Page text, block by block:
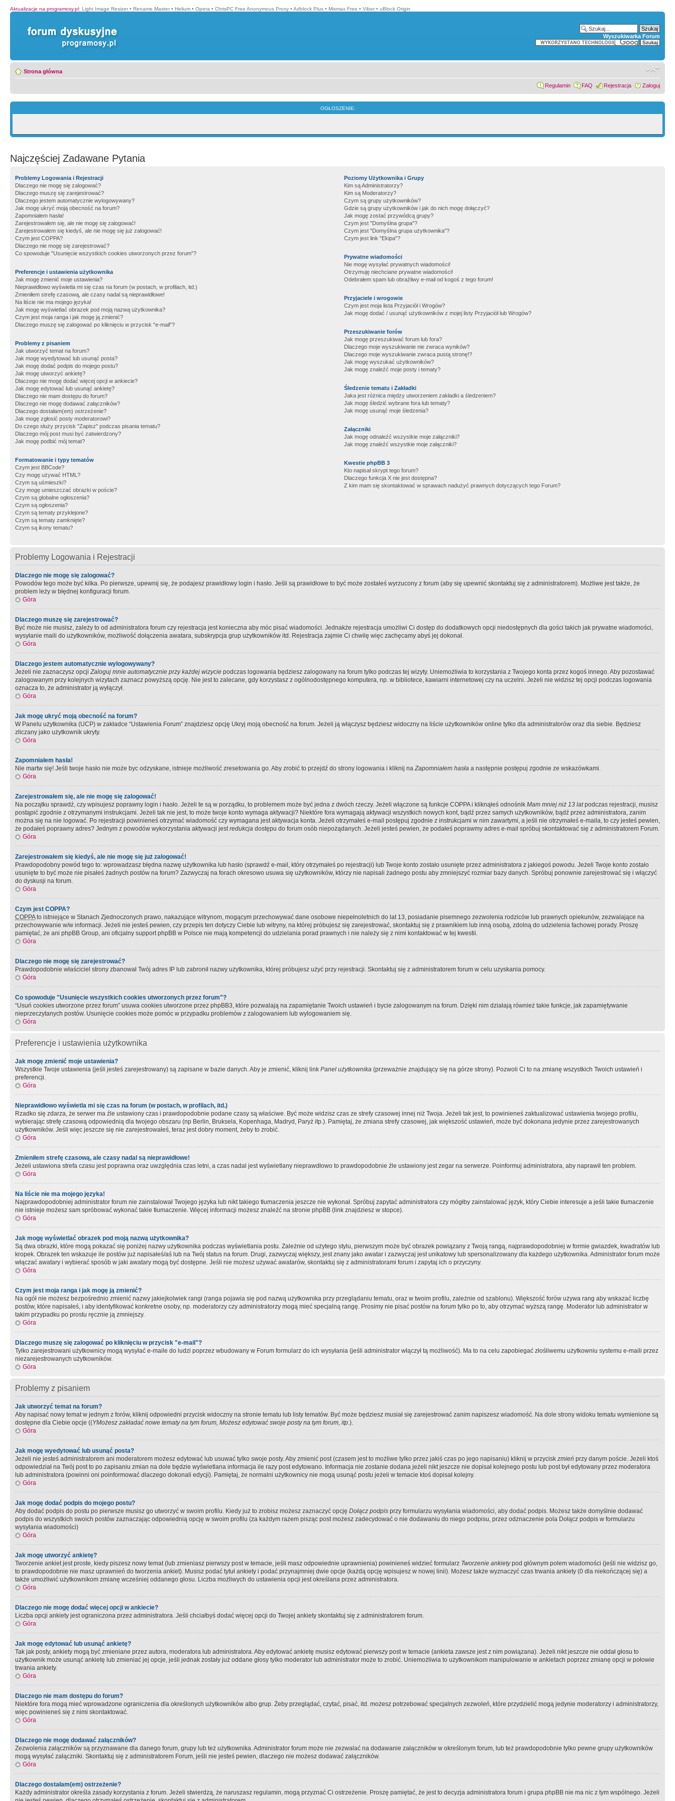
Aktualizacje na programosy.pl: Light Image Resizer • Rename Master • Helium • Opera • ChrisPC Free Anonymous Proxy • Adblock Plus • Mixmax Free • Viber • uBlock Origin
Wyszukiwarka Forum
Strona główna
Regulamin FAQ Rejestracja Zaloguj
OGŁOSZENIE:
Najczęściej Zadawane Pytania
Problemy Logowania i Rejestracji
Dlaczego nie mogę się zalogować?
Dlaczego muszę się zarejestrować?
Dlaczego jestem automatycznie wylogowywany?
Jak mogę ukryć moją obecność na forum?
Zapomniałem hasła!
Zarejestrowałem się, ale nie mogę się zalogować!
Zarejestrowałem się kiedyś, ale nie mogę się już zalogować!
Czym jest COPPA?
Dlaczego nie mogę się zarejestrować?
Co spowoduje "Usunięcie wszystkich cookies utworzonych przez forum"?
Preferencje i ustawienia użytkownika
Jak mogę zmienić moje ustawienia?
Nieprawidłowo wyświetla mi się czas na forum (w postach, w profilach, itd.)
Zmieniłem strefę czasową, ale czasy nadal są nieprawidłowe!
Na liście nie ma mojego języka!
Jak mogę wyświetlać obrazek pod moją nazwą użytkownika?
Czym jest moja ranga i jak mogę ją zmienić?
Dlaczego muszę się zalogować po kliknięciu w przycisk "e-mail"?
Problemy z pisaniem
Jak utworzyć temat na forum?
Jak mogę wyedytować lub usunąć posta?
Jak mogę dodać podpis do mojego postu?
Jak mogę utworzyć ankietę?
Dlaczego nie mogę dodać więcej opcji w ankiecie?
Jak mogę edytować lub usunąć ankietę?
Dlaczego nie mam dostępu do forum?
Dlaczego nie mogę dodawać załączników?
Dlaczego dostałam(em) ostrzeżenie?
Jak mogę zgłosić posty moderatorowi?
Do czego służy przycisk "Zapisz" podczas pisania tematu?
Dlaczego mój post musi być zatwierdzony?
Jak mogę podbić mój temat?
Formatowanie i typy tematów
Czym jest BBCode?
Czy mogę używać HTML?
Czym są uśmieszki?
Czy mogę umieszczać obrazki w poście?
Czym są globalne ogłoszenia?
Czym są ogłoszenia?
Czym są tematy przyklejone?
Czym są tematy zamknięte?
Czym są ikony tematu?
Poziomy Użytkownika i Grupy
Kim są Administratorzy?
Kim są Moderatorzy?
Czym są grupy użytkowników?
Gdzie są grupy użytkowników i jak do nich mogę dołączyć?
Jak mogę zostać przywódcą grupy?
Czym jest "Domyślna grupa"?
Czym jest "Domyślna grupa użytkownika"?
Czym jest link "Ekipa"?
Prywatne wiadomości
Nie mogę wysyłać prywatnych wiadomości!
Otrzymuję niechciane prywatne wiadomości!
Odebrałem spam lub obraźliwy e-mail od kogoś z tego forum!
Przyjaciele i wrogowie
Czym jest moja lista Przyjaciół i Wrogów?
Jak mogę dodać / usunąć użytkowników z mojej listy Przyjaciół lub Wrogów?
Przeszukiwanie forów
Jak mogę przeszukiwać forum lub fora?
Dlaczego moje wyszukiwanie nie zwraca wyników?
Dlaczego moje wyszukiwanie zwraca pustą stronę!?
Jak mogę wyszukać użytkowników?
Jak mogę znaleźć moje posty i tematy?
Śledzenie tematu i Zakładki
Jaka jest różnica między utworzeniem zakładki a śledzeniem?
Jak mogę śledzić wybrane fora lub tematy?
Jak mogę usunąć moje śledzenia?
Załączniki
Jak mogę odnaleźć wszystkie moje załączniki?
Jak mogę znaleźć wszystkie moje załączniki?
Kwestie phpBB 3
Kto napisał skrypt tego forum?
Dlaczego funkcja X nie jest dostępna?
Z kim mam się skontaktować w sprawach nadużyć prawnych dotyczących tego Forum?
Problemy Logowania i Rejestracji
Dlaczego nie mogę się zalogować?
Powodów tego może być kilka. Po pierwsze, upewnij się, że podajesz prawidłowy login i hasło. Jeśli są prawidłowe to być może zostałeś wyrzucony z forum (aby się upewnić skontaktuj się z administratorem). Możliwe jest także, że
problem leży w błędnej konfiguracji forum.
Góra
Dlaczego muszę się zarejestrować?
Być może nie musisz, zależy to od administratora forum czy rejestracja jest konieczna aby móc pisać wiadomości. Jednakże rejestracja umożliwi Ci dostęp do dodatkowych opcji niedostępnych dla gości takich jak prywatne wiadomości,
wysyłanie maili do użytkowników, możliwość dołączenia awatara, subskrypcja grup użytkowników itd. Rejestracja zajmie Ci chwilę więc zachęcamy abyś jej dokonał.
Góra
Dlaczego jestem automatycznie wylogowywany?
Jeżeli nie zaznaczysz opcjiZaloguj mnie automatycznie przy każdej wizycie podczas logowania będziesz zalogowany na forum tylko podczas tej wizyty. Uniemożliwia to korzystania z Twojego konta przez kogoś innego. Aby pozostawać
zalogowanym przy kolejnych wizytach zaznacz powyższą opcję. Nie jest to zalecane, gdy korzystasz z ogólnodostępnego komputera, np. w bibliotece, kawiarni internetowej czy na uczelni. Jeżeli nie widzisz tej opcji podczas logowania
oznacza to, że administrator ją wyłączył.
Góra
Jak mogę ukryć moją obecność na forum?
W Panelu użytkownika (UCP) w zakładce “Ustawienia Forum” znajdziesz opcję Ukryj moją obecność na forum. Jeżeli ją włączysz będziesz widoczny na liście użytkowników online tylko dla administratorów oraz dla siebie. Będziesz
zliczany jako użytkownik ukryty.
Góra
Zapomniałem hasła!
Nie martw się! Jeśli twoje hasło nie może byc odzyskane, istnieje możliwość zresetowania go. Aby zrobić to przejdź do strony logowania i kliknij naZapomniałem hasła a następnie postępuj zgodnie ze wskazówkami.
Góra
Zarejestrowałem się, ale nie mogę się zalogować!
Na początku sprawdź, czy wpisujesz poprawny login i hasło. Jeżeli te są w porządku, to problemem może być jedna z dwóch rzeczy. Jeżeli włączone są funkcje COPPA i kliknąłeś odnośnik Mam mniej niż 13 latpodczas rejestracji, musisz
postąpić zgodnie z otrzymanymi instrukcjami. Jeżeli tak nie jest, to może twoje konto wymaga aktywacji? Niektóre fora wymagają aktywacji wszystkich nowych kont, bądź przez samych użytkowników, bądź przez administratora, zanim
można się na nie logować. Po rejestracji powinieneś otrzymać wiadomość czy wymagana jest aktywacja konta. Jeżeli otrzymałeś e-mail postępuj zgodnie z instrukcjami w nim zawartymi, a jeśli nie otrzymałeś e-maila, to czy jesteś pewien,
że podałeś poprawny adres? Jednym z powodów wykorzystania aktywacji jestredukcja dostępu do forum osób niepożądanych. Jeżeli jesteś pewien, że podałeś poprawmy adres e-mail spróbuj skontaktować się z administratorem Forum.
Góra
Zarejestrowałem się kiedyś, ale nie mogę się już zalogować!
Prawdopodobny powód tego to: wprowadzasz błędna nazwę użytkownika lub hasło (sprawdź e-mail, który otrzymałeś po rejestracji) lub Twoje konto zostało usunięte przez administratora z jakiegoś powodu. Jeżeli Twoje konto zostało
usunięte to być może nie pisałeś żadnych postów na forum? Zazwyczaj na forach okresowo usuwa się użytkowników, którzy nie napisali żadnego postu aby zmniejszyć rozmiar bazy danych. Spróbuj ponownie zarejestrować się i włączyć
do dyskusji na forum.
Góra
Czym jest COPPA?
COPPAto istniejące w Stanach Zjednoczonych prawo, nakazujące witrynom, mogącym przechowywać dane osobowe niepełnoletnich do lat 13, posiadanie pisemnego zezwolenia rodziców lub prawnych opiekunów, zezwalające na
przechowywanie w/w informacji. Jeżeli nie jesteś pewien, czy przepis ten dotyczy Ciebie lub witryny, na której próbujesz się zarejestrować, skontaktuj się z prawnikiem lub inną osobą, zdolną do udzielenia fachowej porady. Proszę
pamiętać, że ani phpBB Group, ani oficjalny support phpBB w Polsce nie mają kompetencji do udzielania porad prawnych i nie należy się z nimi kontaktować w tej kwestii.
Góra
Dlaczego nie mogę się zarejestrować?
Prawdopodobnie właściciel strony zbanował Twój adres IP lub zabronił nazwy użytkownika, której próbujesz użyć przy rejestracji. Skontaktuj się z administratorem forum w celu uzyskania pomocy.
Góra
Co spowoduje "Usunięcie wszystkich cookies utworzonych przez forum"?
“Usuń cookies utworzone przez forum” usuwa cookies utworzone przez phpBB3, które pozwalają na zapamiętanie Twoich ustawień i bycie zalogowanym na forum. Dzięki nim działają również takie funkcje, jak zapamiętywanie
nieprzeczytanych postów. Usunięcie cookies może pomóc w przypadku problemów z zalogowaniem lub wylogowaniem się.
Góra
Preferencje i ustawienia użytkownika
Jak mogę zmienić moje ustawienia?
Wszystkie Twoje ustawienia (jeśli jesteś zarejestrowany) są zapisane w bazie danych. Aby je zmienić, kliknij link Panel użytkownika (przeważnie znajdujący się na górze strony). Pozwoli Ci to na zmianę wszystkich Twoich ustawień i
preferencji.
Góra
Nieprawidłowo wyświetla mi się czas na forum (w postach, w profilach, itd.)
Rzadko się zdarza, że serwer ma źle ustawiony czas i prawdopodobnie podane czasy są właściwe. Być może widzisz czas ze strefy czasowej innej niż Twoja. Jeżeli tak jest, to powinieneś zaktualizować ustawienia twojego profilu,
wybierając strefę czasową odpowiednią dla twojego obszaru (np Berlin, Bruksela, Kopenhaga, Madryd, Paryż itp.). Pamiętaj, że zmiana strefy czasowej, jak większość ustawień, może być dokonana jedynie przez zarejestrowanych
użytkowników. Jeśli więc jeszcze się nie zarejestrowałeś, teraz jest dobry moment, żeby to zrobić.
Góra
Zmieniłem strefę czasową, ale czasy nadal są nieprawidłowe!
Jeżeli ustawiona strefa czasu jest poprawna oraz uwzględnia czas letni, a czas nadal jest wyświetlany nieprawdłowo to prawdopodobnie źle ustawiony jest zegar na serwerze. Poinformuj administratora, aby naprawił ten problem.
Góra
Na liście nie ma mojego języka!
Najprawdopodobniej administrator forum nie zainstalował Twojego języka lub nikt takiego tłumaczenia jeszcze nie wykonał. Spróbuj zapytać administratora czy mógłby zainstalować język, który Ciebie interesuje a jeśli takie tłumaczenie
nie istnieje możesz sam spróbować wykonać takie tłumaczenie. Więcej informacji możesz znaleźć na stronie phpBB (link znajdziesz w stopce).
Góra
Jak mogę wyświetlać obrazek pod moją nazwą użytkownika?
Są dwa obrazki, które mogą pokazać się poniżej nazwy użytkownika podczas wyświetlania postu. Zależnie od użytego stylu, pierwszym może być obrazek powiązany z Twoją rangą, najprawdopodobniej w formie gwiazdek, kwadratów lub
kropek. Obrazek ten wskazuje ile postów już napisałeś/aś lub na Twój status na forum. Drugi, zazwyczaj większy, jest znany jako awatar i zazwyczaj jest unikatowy lub spersonalizowany dla każdego użytkownika. Administrator forum może
włączać awatary i wybierać sposób w jaki awatary mogą być dostępne. Jeśli nie możesz używać awatarów, skontaktuj się z administratorami forum i zapytaj ich o przyczyny.
Góra
Czym jest moja ranga i jak mogę ją zmienić?
Na ogół nie możesz bezpośrednio zmienić nazwy jakiejkolwiek rangi (ranga pojawia się pod nazwą użytkownika przy przeglądaniu tematu, oraz w twoim profilu, zależnie od szablonu). Większość forów używa rang aby wskazać liczbę
postów, które napisałeś, i aby identyfikować konkretne osoby, np. moderatorzy czy administratorzy mogą mieć specjalną rangę. Prosimy nie pisać postów na forum tylko po to, aby otrzymać wyższą rangę. Moderator lub administrator w
takim przypadku po prostu ręcznie ją zmniejszy.
Góra
Dlaczego muszę się zalogować po kliknięciu w przycisk "e-mail"?
Tylko zarejestrowani użytkownicy mogą wysyłać e-maile do ludzi poprzez wbudowany w Forum formularz do ich wysyłania (jeśli administrator włączył tą możliwość). Ma to na celu zapobiegać złośliwemu użytkowniu systemu e-maili przez
niezarejestrowanych użytkowników.
Góra
Problemy z pisaniem
Jak utworzyć temat na forum?
Aby napisać nowy temat w jednym z forów, kliknij odpowiedni przycisk widoczny na stronie tematu lub listy tematów. Być może będziesz musiał się zarejestrować zanim napiszesz wiadomość. Na dole strony widoku tematu wymienione są
dostępne dla Ciebie opcje ((YMożesz zakładać nowe tematy na tym forum, Możesz edytować swoje posty na tym forum, itp.).
Góra
Jak mogę wyedytować lub usunąć posta?
Jeżeli nie jesteś administratorem ani moderatorem możesz edytować lub usuwać tylko swoje posty. Aby zmienić post (czasem jest to możliwe tylko przez jakiś czas po jego napisaniu) kliknij w przycisk zmień przy danym poście. Jeżeli ktoś
odpowiedział na Twój post to po zapisaniu zmian na dole będzie wyświetlana informacja ile razy post edytowano. Informacja nie zostanie dodana jeżeli nikt jeszcze nie dopisał kolejnego postu lub post był edytowany przez moderatora
lub administratora (powinni oni poinformować dlaczego dokonali edycji). Pamiętaj, że normalni użytkownicy nie mogą usunąć postu jeżeli w temacie ktoś dopisał kolejny.
Góra
Jak mogę dodać podpis do mojego postu?
Aby dodać podpis do postu po pierwsze musisz go utworzyć w swoim profilu. Kiedy już to zrobisz możesz zaznaczyć opcję Dołącz podpis przy formularzu wysyłania wiadomości, aby dodać podpis. Możesz także domyślnie dodawać
podpis do wszystkich swoich postów zaznaczając odpowiednią opcję w swoim profilu (za każdym razem pisząc post możesz zadecydować o nie dodawaniu do niego podpisu, przez odznaczenie pola Dołącz podpis w formularzu
wysyłania wiadomości)
Góra
Jak mogę utworzyć ankietę?
Tworzenie ankiet jest proste, kiedy piszesz nowy temat (lub zmieniasz pierwszy post w temacie, jeśli masz odpowiednie uprawnienia) powinieneś widzieć formularz Tworzenie ankietypod głównym polem wiadomości (jeśli nie widzisz go,
to prawdopodobnie nie masz uprawnień do tworzenia ankiet). Musisz podać tytuł ankiety i podać przynajmniej dwie opcje (każdą opcję wpisujesz w nowej linii). Możesz także wyznaczyć czas trwania ankiety (0 dla niekończącej się) a
także umożliwić użytkownikom zmianę wcześniej oddanego głosu. Liczba możliwych do ustawienia opcji jest określana przez administratora.
Góra
Dlaczego nie mogę dodać więcej opcji w ankiecie?
Liczba opcji ankiety jest ograniczona przez administratora. Jeśli chciałbyś dodać więcej opcji do Twojej ankiety skontaktuj się z administratorem forum.
Góra
Jak mogę edytować lub usunąć ankietę?
Tak jak posty, ankiety mogą być zmieniane przez autora, moderatora lub administratora. Aby edytować ankietę musisz edytować pierwszy post w temacie (ankieta zawsze jest z nim powiązana). Jeżeli nikt jeszcze nie oddał głosu to
użytkownik może usunąć ankietę lub zmieniać jej opcje, jeśli jednak zostały już oddane głosy tylko moderator lub administrator może to zrobić. Uniemożliwia to użytkownikom manipulowanie w ankietach poprzez zmianę opcji w połowie
trwania ankiety.
Góra
Dlaczego nie mam dostępu do forum?
Niektóre fora mogą mieć wprowadzone ograniczenia dla określonych użytkowników albo grup. Żeby przeglądać, czytać, pisać, itd. możesz potrzebować specjalnych zezwoleń, które przydzielić mogą jedynie moderatorzy i administratorzy,
więc powinieneś się z nimi skontaktować.
Góra
Dlaczego nie mogę dodawać załączników?
Zezwolenia załączników są przyznawane dla danego forum, grupy lub też użytkownika. Administrator forum może nie zezwalać na dodawanie załączników w określonym forum, lub też prawdopodobnie tylko pewne grupy użytkowników
mogą wysyłać załączniki. Skontaktuj się z administratorem Forum, jeśli nie jesteś pewien, dlaczego nie możesz dodawać załączników.
Góra
Dlaczego dostałam(em) ostrzeżenie?
Każdy administrator określa zasady korzystania z forum. Jeżeli stwierdzą, że naruszasz regulamin, mogą przyznać Ci ostrzeżenie. Proszę pamiętać, że jest to decyzja administratora forum i grupa phpBB nie ma nic z tym wspólnego. Jeżeli